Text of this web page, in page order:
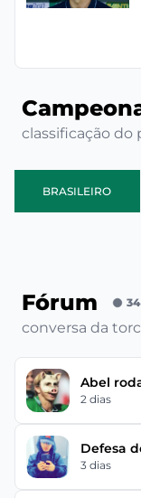
classificação do
BRASILEIRO
Fórum
conversa da
Abel
2 dias
Defesa
3 dias